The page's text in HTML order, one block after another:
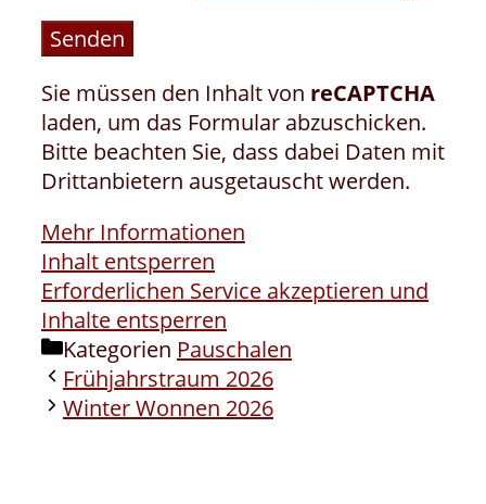
Sie müssen den Inhalt von reCAPTCHA
laden, um das Formular abzuschicken.
Bitte beachten Sie, dass dabei Daten mit
Drittanbietern ausgetauscht werden.
Mehr Informationen
Inhalt entsperren
Erforderlichen Service akzeptieren und
Inhalte entsperren
Kategorien Pauschalen
Frühjahrstraum 2026
Winter Wonnen 2026